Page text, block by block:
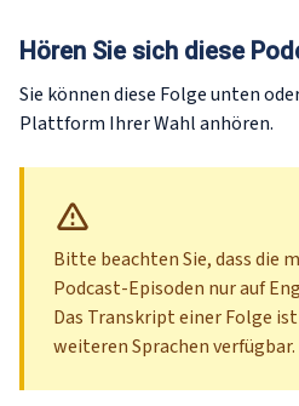
Hören Sie sich diese
Sie können diese Folge unten
Plattform Ihrer Wahl anhören.
Bitte beachten Sie, dass die
Podcast-Episoden nur auf
Das Transkript einer Folge
weiteren Sprachen verfügbar.